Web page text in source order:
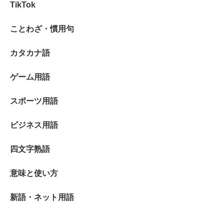
TikTok
ことわざ・慣用句
カタカナ語
ゲーム用語
スポーツ用語
ビジネス用語
四文字熟語
意味と使い方
新語・ネット用語